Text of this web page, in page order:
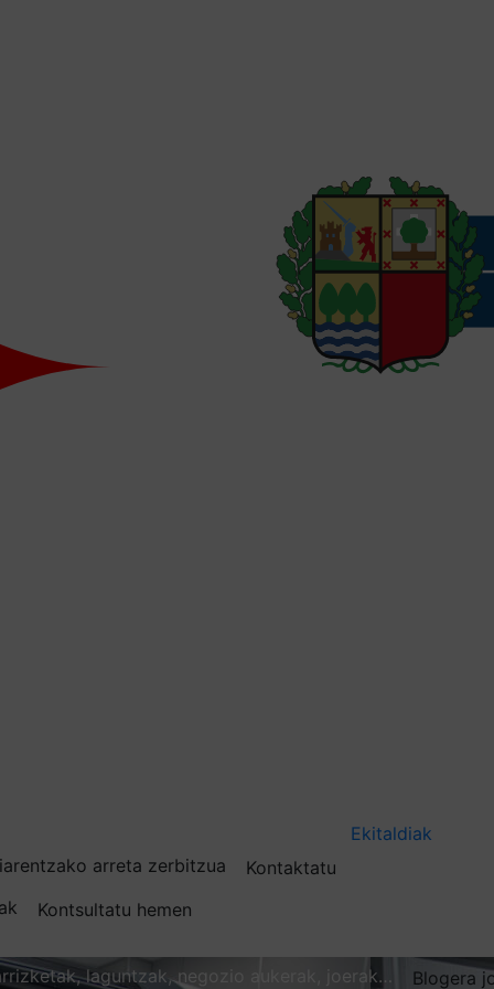
arreta zerbitzua
Kontaktatu
Kontsultatu hemen
Ekitaldiak
laguntzak, negozio aukerak, joerak… Blogera